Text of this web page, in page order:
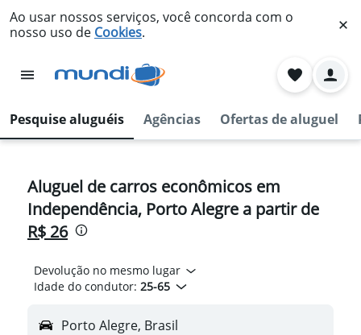
Ao usar nossos serviços, você concorda com o
nosso uso de Cookies.
Pesquise aluguéis Agências Ofertas de aluguel
Aluguel de carros econômicos em
Independência, Porto Alegre a partir de
R$ 26
Devolução no mesmo lugar
Idade do condutor: 25-65
Porto Alegre, Brasil